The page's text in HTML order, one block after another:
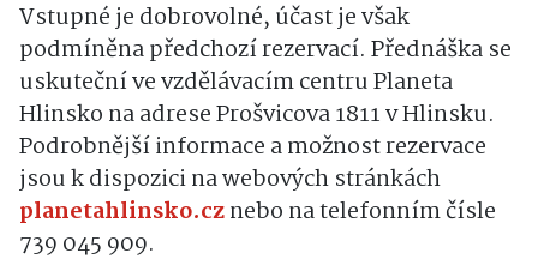
Vstupné je dobrovolné, účast je však
podmíněna předchozí rezervací. Přednáška se
uskuteční ve vzdělávacím centru Planeta
Hlinsko na adrese Prošvicova 1811 v Hlinsku.
Podrobnější informace a možnost rezervace
jsou k dispozici na webových stránkách
planetahlinsko.cznebo na telefonním čísle
739 045 909.